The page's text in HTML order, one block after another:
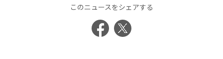
このニュースをシェアする